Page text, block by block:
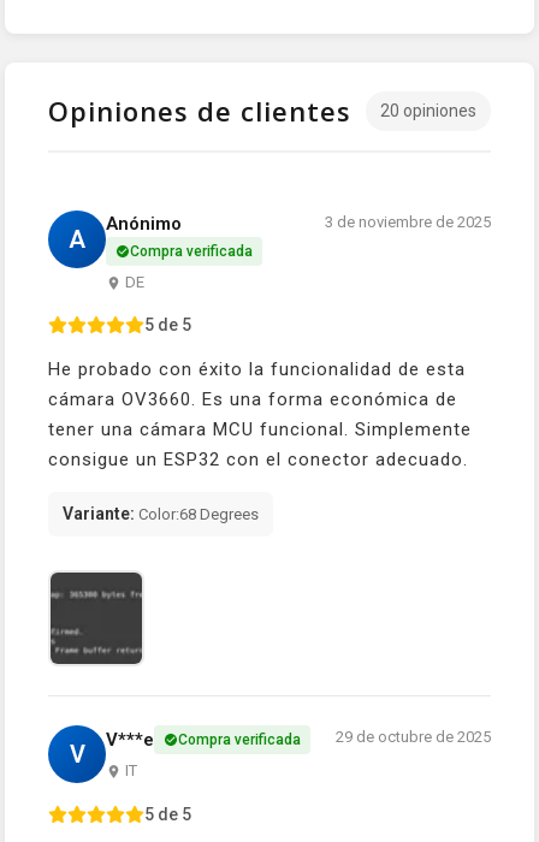
Opiniones de clientes 20 opiniones
A
Anónimo
Compra verificada
DE
3 de noviembre de 2025
5 de 5
He probado con éxito la funcionalidad de esta
cámara OV3660. Es una forma económica de
tener una cámara MCU funcional. Simplemente
consigue un ESP32 con el conector adecuado.
Variante: Color:68 Degrees
V V***e Compra verificada
IT
29 de octubre de 2025
5 de 5